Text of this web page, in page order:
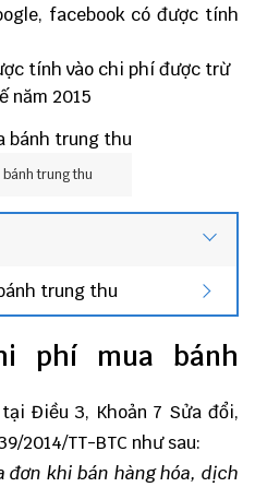
facebook có được tính
tính vào chi phí được trừ
năm 2015
bánh trung thu
trung thu
phí mua bánh
tại Điều 3, Khoản 7 Sửa đổi,
2014/TT-BTC như sau:
đơn khi bán hàng hóa, dịch